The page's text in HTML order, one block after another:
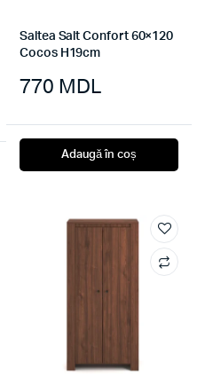
Saltea Salt Confort 60×120
Cocos H19cm
770 MDL
Adaugă în coș